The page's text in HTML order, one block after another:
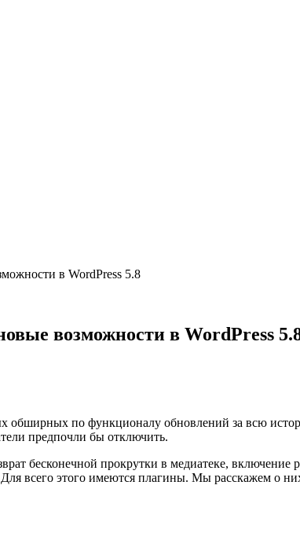
в WordPress 5.8
возможности в WordPress
обширных по функционалу обновлений за всю
предпочли бы отключить.
бесконечной прокрутки в медиатеке,
всего этого имеются плагины. Мы расскажем о